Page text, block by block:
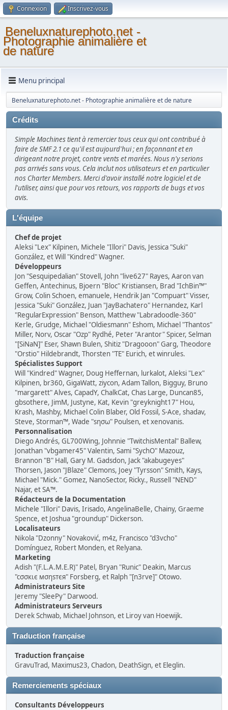
Connexion Inscrivez-vous
Beneluxnaturephoto.net -
Photographie animalière et
de nature
Menu principal
Beneluxnaturephoto.net - Photographie animalière et de nature
Crédits
Simple Machines tient à remercier tous ceux qui ont contribué à
faire de SMF 2.1 ce qu'il est aujourd'hui ; en façonnant et en
dirigeant notre projet, contre vents et marées. Nous n'y serions
pas arrivés sans vous. Cela inclut nos utilisateurs et en particulier
nos Charter Members. Merci d'avoir installé notre logiciel et de
l'utiliser, ainsi que pour vos retours, vos rapports de bugs et vos
avis.
L'équipe
Chef de projet
Aleksi "Lex" Kilpinen, Michele "Illori" Davis, Jessica "Suki"
González, et Will "Kindred" Wagner.
Développeurs
Jon "Sesquipedalian" Stovell, John "live627" Rayes, Aaron van
Geffen, Antechinus, Bjoern "Bloc" Kristiansen, Brad "IchBin™"
Grow, Colin Schoen, emanuele, Hendrik Jan "Compuart" Visser,
Jessica "Suki" González, Juan "JayBachatero" Hernandez, Karl
"RegularExpression" Benson, Matthew "Labradoodle-360"
Kerle, Grudge, Michael "Oldiesmann" Eshom, Michael "Thantos"
Miller, Norv, Oscar "Ozp" Rydhé, Peter "Arantor" Spicer, Selman
"[SiNaN]" Eser, Shawn Bulen, Shitiz "Dragooon" Garg, Theodore
"Orstio" Hildebrandt, Thorsten "TE" Eurich, et winrules.
Spécialistes Support
Will "Kindred" Wagner, Doug Heffernan, lurkalot, Aleksi "Lex"
Kilpinen, br360, GigaWatt, ziycon, Adam Tallon, Bigguy, Bruno
"margarett" Alves, CapadY, ChalkCat, Chas Large, Duncan85,
gbsothere, JimM, Justyne, Kat, Kevin "greyknight17" Hou,
Krash, Mashby, Michael Colin Blaber, Old Fossil, S-Ace, shadav,
Steve, Storman™, Wade "sησω" Poulsen, et xenovanis.
Personnalisation
Diego Andrés, GL700Wing, Johnnie "TwitchisMental" Ballew,
Jonathan "vbgamer45" Valentin, Sami "SychO" Mazouz,
Brannon "B" Hall, Gary M. Gadsdon, Jack "akabugeyes"
Thorsen, Jason "JBlaze" Clemons, Joey "Tyrsson" Smith, Kays,
Michael "Mick." Gomez, NanoSector, Ricky., Russell "NEND"
Najar, et SA™.
Rédacteurs de la Documentation
Michele "Illori" Davis, Irisado, AngelinaBelle, Chainy, Graeme
Spence, et Joshua "groundup" Dickerson.
Localisateurs
Nikola "Dzonny" Novaković, m4z, Francisco "d3vcho"
Domínguez, Robert Monden, et Relyana.
Marketing
Adish "(F.L.A.M.E.R)" Patel, Bryan "Runic" Deakin, Marcus
"cσσкιє мσηѕтєя" Forsberg, et Ralph "[n3rve]" Otowo.
Administrateurs Site
Jeremy "SleePy" Darwood.
Administrateurs Serveurs
Derek Schwab, Michael Johnson, et Liroy van Hoewijk.
Traduction française
Traduction française
GravuTrad, Maximus23, Chadon, DeathSign, et Eleglin.
Remerciements spéciaux
Consultants Développeurs